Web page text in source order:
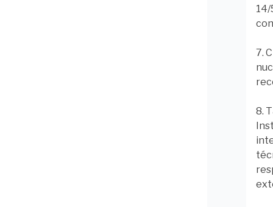
7.
8.